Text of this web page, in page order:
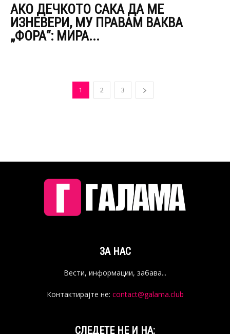
АКО ДЕЧКОТО САКА ДА МЕ
ИЗНЕВЕРИ, МУ ПРАВАМ ВАКВА
„ФОРА“: МИРА...
1 2 3
ЗА НАС
Вести, информации, забава...
Контактирајте не: contact@galama.club
СЛЕДЕТЕ НЕ И НА: